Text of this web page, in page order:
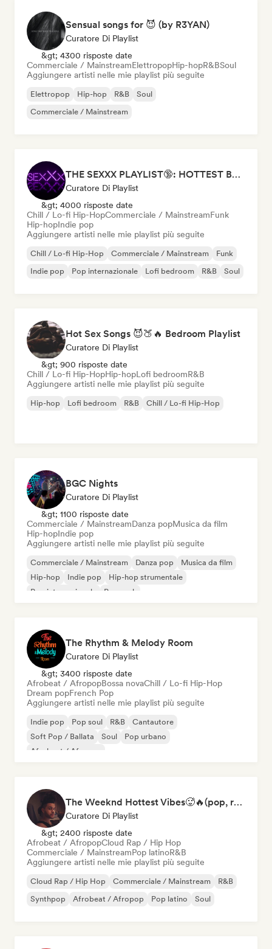
Sensual songs for 😈 (by R3YAN)
Curatore Di Playlist
&gt; 4300 risposte date
Commerciale / MainstreamElettropopHip-hopR&BSoul
Aggiungere artisti nelle mie playlist più seguite
Elettropop Hip-hop R&B
Soul
Commerciale / Mainstream
THE SEXXX PLAYLIST🔞: HOTTEST BEDROOM SONGS | SEXUAL APPETITE 👅💦
Curatore Di Playlist
&gt; 4000 risposte date
Chill / Lo-fi Hip-HopCommerciale / MainstreamFunk
Hip-hopIndie pop
Aggiungere artisti nelle mie playlist più seguite
Chill / Lo-fi Hip-Hop Commerciale / Mainstream
Funk
Indie pop
Pop internazionale Lofi bedroom R&B Soul
Hot Sex Songs 😈🍑🔥 Bedroom Playlist
Curatore Di Playlist
&gt; 900 risposte date
Chill / Lo-fi Hip-HopHip-hopLofi bedroomR&B
Aggiungere artisti nelle mie playlist più seguite
Hip-hop Lofi bedroom R&B Chill / Lo-fi Hip-Hop
BGC Nights
Curatore Di Playlist
&gt; 1100 risposte date
Commerciale / MainstreamDanza popMusica da film
Hip-hopIndie pop
Aggiungere artisti nelle mie playlist più seguite
Commerciale / Mainstream Danza pop
Musica da film
Hip-hop
Indie pop
Hip-hop strumentale
Pop internazionale
Pop rock
The Rhythm & Melody Room
Curatore Di Playlist
&gt; 3400 risposte date
Afrobeat / AfropopBossa novaChill / Lo-fi Hip-Hop
Dream popFrench Pop
Aggiungere artisti nelle mie playlist più seguite
Indie pop Pop soul R&B
Cantautore
Soft Pop / Ballata
Soul
Pop urbano
Afrobeat / Afropop
The Weeknd Hottest Vibes🥵🔥(pop, rock, rnb, hiphop, sexy, dark, sad, chill, melancholy, moody, vibe)
Curatore Di Playlist
&gt; 2400 risposte date
Afrobeat / AfropopCloud Rap / Hip Hop
Commerciale / MainstreamPop latinoR&B
Aggiungere artisti nelle mie playlist più seguite
Cloud Rap / Hip Hop Commerciale / Mainstream
R&B
Synthpop
Afrobeat / Afropop Pop latino Soul